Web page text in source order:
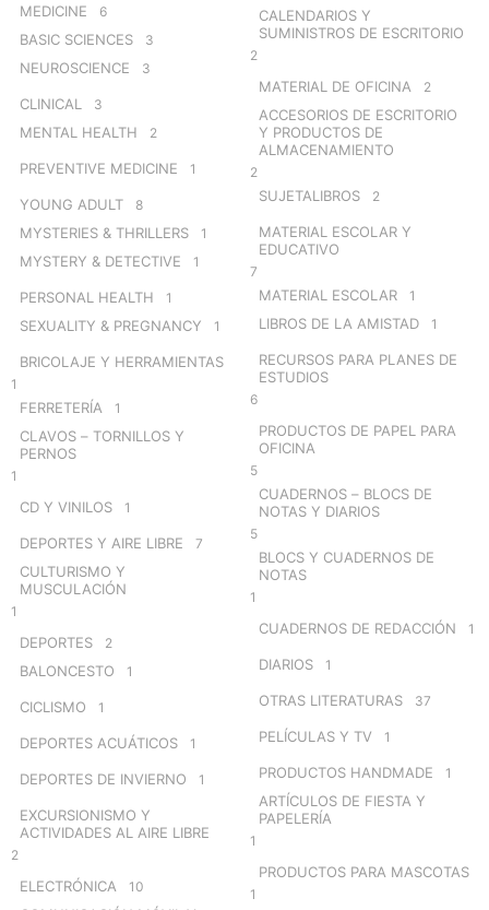
MEDICINE 6
BASIC SCIENCES 3
NEUROSCIENCE 3
CLINICAL 3
MENTAL HEALTH 2
PREVENTIVE MEDICINE 1
YOUNG ADULT 8
MYSTERIES & THRILLERS 1
MYSTERY & DETECTIVE 1
PERSONAL HEALTH 1
SEXUALITY & PREGNANCY 1
BRICOLAJE Y HERRAMIENTAS
1
FERRETERÍA 1
CLAVOS – TORNILLOS Y
PERNOS
1
CD Y VINILOS 1
DEPORTES Y AIRE LIBRE 7
CULTURISMO Y
MUSCULACIÓN
1
DEPORTES 2
BALONCESTO 1
CICLISMO 1
DEPORTES ACUÁTICOS 1
DEPORTES DE INVIERNO 1
EXCURSIONISMO Y
ACTIVIDADES AL AIRE LIBRE
2
ELECTRÓNICA 10
CALENDARIOS Y
SUMINISTROS DE ESCRITORIO
2
MATERIAL DE OFICINA 2
ACCESORIOS DE ESCRITORIO
Y PRODUCTOS DE
ALMACENAMIENTO
2
SUJETALIBROS 2
MATERIAL ESCOLAR Y
EDUCATIVO
7
MATERIAL ESCOLAR 1
LIBROS DE LA AMISTAD 1
RECURSOS PARA PLANES DE
ESTUDIOS
6
PRODUCTOS DE PAPEL PARA
OFICINA
5
CUADERNOS – BLOCS DE
NOTAS Y DIARIOS
5
BLOCS Y CUADERNOS DE
NOTAS
1
CUADERNOS DE REDACCIÓN 1
DIARIOS 1
OTRAS LITERATURAS 37
PELÍCULAS Y TV 1
PRODUCTOS HANDMADE 1
ARTÍCULOS DE FIESTA Y
PAPELERÍA
1
PRODUCTOS PARA MASCOTAS
1